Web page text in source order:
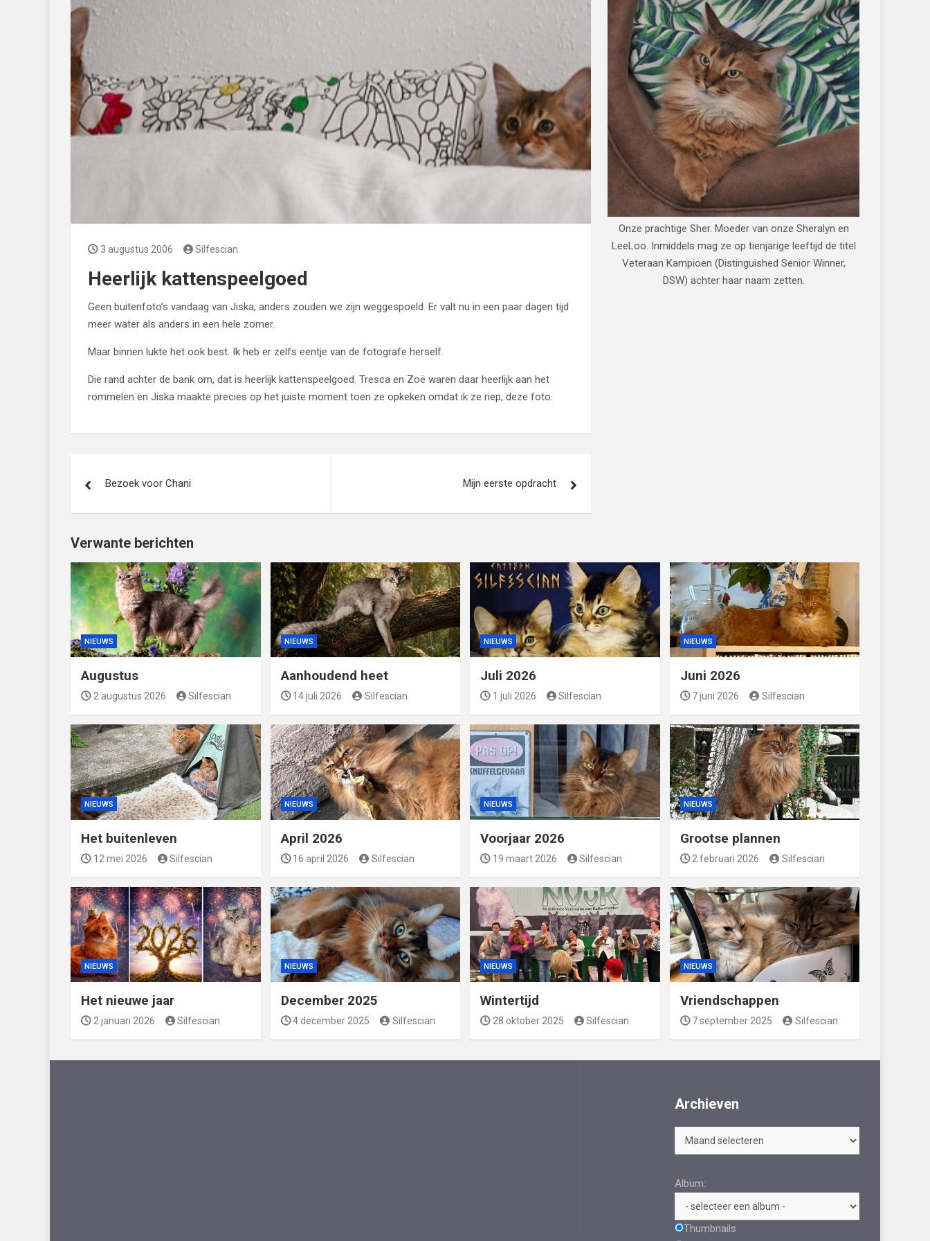
3 augustus 2006 Silfescian
Heerlijk kattenspeelgoed
Geen buitenfoto’s vandaag van Jiska, anders zouden we zijn weggespoeld. Er valt nu in een paar dagen tijd
meer water als anders in een hele zomer.
Maar binnen lukte het ook best. Ik heb er zelfs eentje van de fotografe herself.
Die rand achter de bank om, dat is heerlijk kattenspeelgoed. Tresca en Zoë waren daar heerlijk aan het
rommelen en Jiska maakte precies op het juiste moment toen ze opkeken omdat ik ze riep, deze foto.
navigatie
Bezoek voor Chani Mijn eerste opdracht
Onze prachtige Sher. Moeder van onze Sheralyn en
LeeLoo. Inmiddels mag ze op tienjarige leeftijd de titel
Veteraan Kampioen (Distinguished Senior Winner,
DSW) achter haar naam zetten.
Verwante berichten
NIEUWS
Augustus
2 augustus 2026 Silfescian
NIEUWS
Aanhoudend heet
14 juli 2026 Silfescian
NIEUWS
Juli 2026
1 juli 2026 Silfescian
NIEUWS
Juni 2026
7 juni 2026 Silfescian
NIEUWS
Het buitenleven
12 mei 2026 Silfescian
NIEUWS
April 2026
16 april 2026 Silfescian
NIEUWS
Voorjaar 2026
19 maart 2026 Silfescian
NIEUWS
Grootse plannen
2 februari 2026 Silfescian
NIEUWS
Het nieuwe jaar
2 januari 2026 Silfescian
NIEUWS
December 2025
4 december 2025 Silfescian
NIEUWS
Wintertijd
28 oktober 2025 Silfescian
NIEUWS
Vriendschappen
7 september 2025 Silfescian
Archieven
Archieven
Album:
Thumbnails